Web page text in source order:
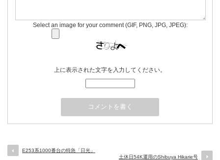
Select an image for your comment (GIF, PNG, JPG, JPEG):
上に表示された文字を入力してください。
E253系1000番台の特急「日光」
土休日54K運用のShibuya Hikarie号